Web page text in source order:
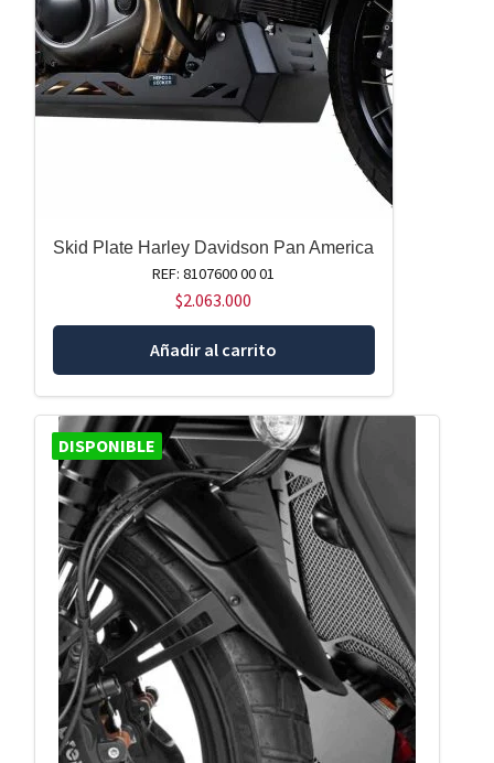
Skid Plate Harley Davidson Pan America
REF: 8107600 00 01
$2.063.000
Añadir al carrito
DISPONIBLE